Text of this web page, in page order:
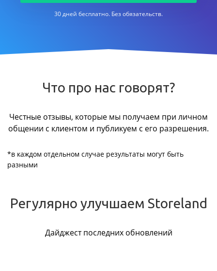
30 дней бесплатно. Без обязательств.
Что про нас говорят?
Честные отзывы, которые мы получаем при личном
общении с клиентом и публикуем с его разрешения.
*в каждом отдельном случае результаты могут быть
разными
Регулярно улучшаем Storeland
Дайджест последних обновлений